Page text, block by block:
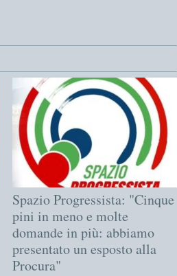
Spazio Progressista: "Cinque
pini in meno e molte
domande in più: abbiamo
presentato un esposto alla
Procura"